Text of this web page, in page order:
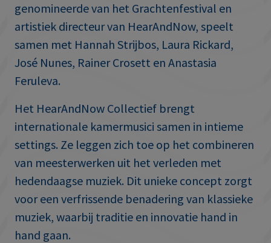
genomineerde van het Grachtenfestival en
artistiek directeur van HearAndNow, speelt
samen met Hannah Strijbos, Laura Rickard,
José Nunes, Rainer Crosett en Anastasia
Feruleva.
Het HearAndNow Collectief brengt
internationale kamermusici samen in intieme
settings. Ze leggen zich toe op het combineren
van meesterwerken uit het verleden met
hedendaagse muziek. Dit unieke concept zorgt
voor een verfrissende benadering van klassieke
muziek, waarbij traditie en innovatie hand in
hand gaan.